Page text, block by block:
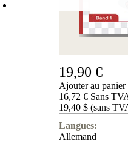
19,90 €
Ajouter au panier
16,72 € Sans
19,40 $ (sans
Langues:
Allemand